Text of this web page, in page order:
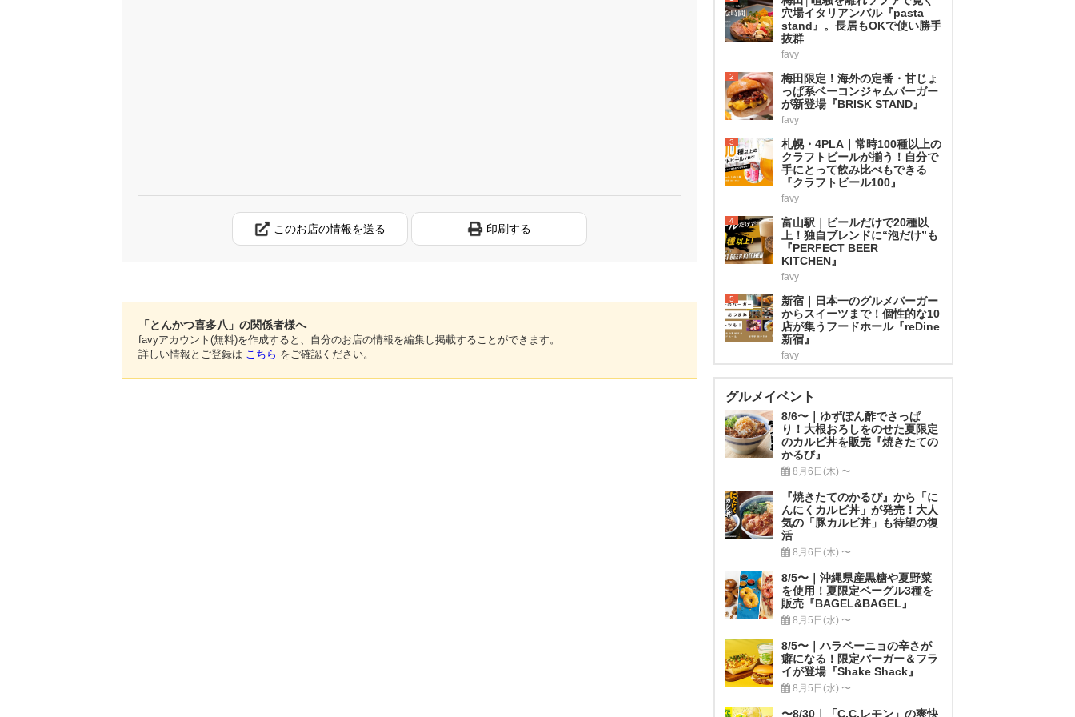
このお店の情報を送る 印刷する
「とんかつ喜多八」の関係者様へ
favyアカウント(無料)を作成すると、自分のお店の情報を編集し掲載することができます。
詳しい情報とご登録は こちら をご確認ください。
穴場イタリアンバル『pasta
stand』。長居もOKで使い勝手
抜群
favy
2
梅田限定！海外の定番・甘じょ
っぱ系ベーコンジャムバーガー
が新登場『BRISK STAND』
favy
3
札幌・4PLA｜常時100種以上の
クラフトビールが揃う！自分で
手にとって飲み比べもできる
『クラフトビール100』
favy
4
富山駅｜ビールだけで20種以
上！独自ブレンドに“泡だけ”も
『PERFECT BEER
KITCHEN』
favy
5
新宿｜日本一のグルメバーガー
からスイーツまで！個性的な10
店が集うフードホール『reDine
新宿』
favy
グルメイベント
8/6〜｜ゆずぽん酢でさっぱ
り！大根おろしをのせた夏限定
のカルビ丼を販売『焼きたての
かるび』
8月6日(木) 〜
『焼きたてのかるび』から「に
んにくカルビ丼」が発売！大人
気の「豚カルビ丼」も待望の復
活
8月6日(木) 〜
8/5〜｜沖縄県産黒糖や夏野菜
を使用！夏限定ベーグル3種を
販売『BAGEL&BAGEL』
8月5日(水) 〜
8/5〜｜ハラペーニョの辛さが
癖になる！限定バーガー＆フラ
イが登場『Shake Shack』
8月5日(水) 〜
〜8/30｜「C.C.レモン」の爽快